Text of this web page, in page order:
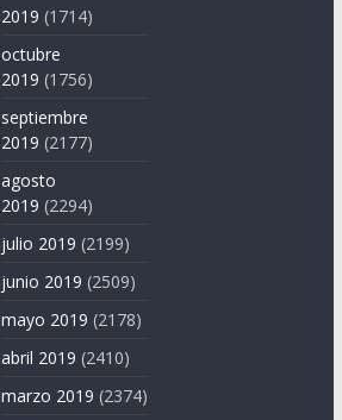
2019 (1714)
octubre
2019 (1756)
septiembre
2019 (2177)
agosto
2019 (2294)
julio 2019 (2199)
junio 2019 (2509)
mayo 2019 (2178)
abril 2019 (2410)
marzo 2019 (2374)